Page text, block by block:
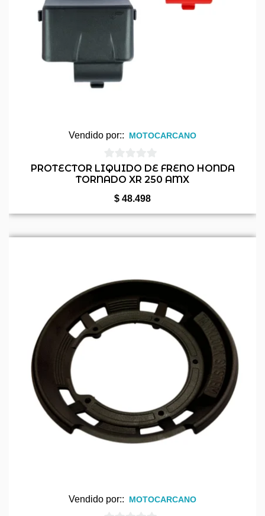
Vendido por:: MOTOCARCANO
0
de
PROTECTOR LIQUIDO DE FRENO HONDA
TORNADO XR 250 AMX
$ 48.498
Vendido por:: MOTOCARCANO